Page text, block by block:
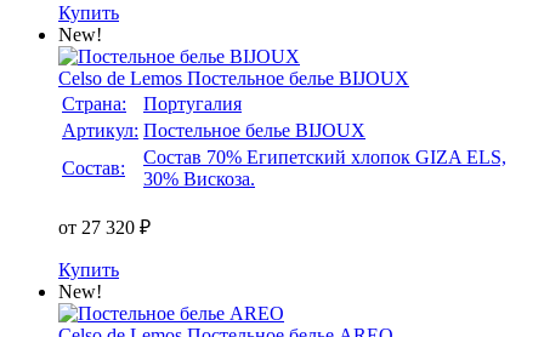
Купить
New!
Celso de Lemos Постельное белье BIJOUX
Страна:
Португалия
Артикул: Постельное белье BIJOUX
Состав:
Состав 70% Египетский хлопок GIZA ELS,
30% Вискоза.
от 27 320 ₽
Купить
New!